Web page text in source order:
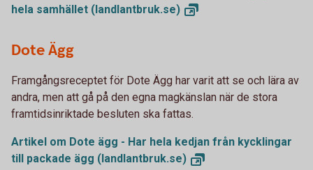
hela samhället (landlantbruk.se)
Dote Ägg
Framgångsreceptet för Dote Ägg har varit att se och lära av
andra, men att gå på den egna magkänslan när de stora
framtidsinriktade besluten ska fattas.
Artikel om Dote ägg - Har hela kedjan från kycklingar
till packade ägg (landlantbruk.se)